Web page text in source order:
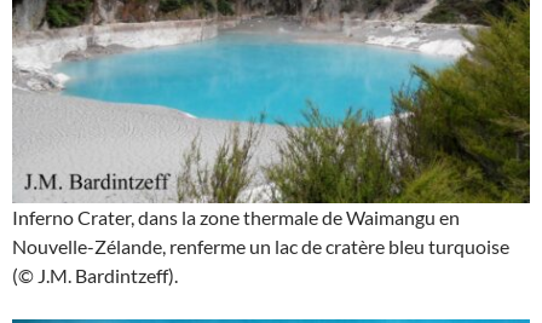
Inferno Crater, dans la zone thermale de Waimangu en
Nouvelle-Zélande, renferme un lac de cratère bleu turquoise
(© J.M. Bardintzeff).